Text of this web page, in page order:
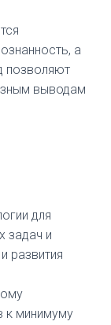
а
позволяют
выводам
для
задач и
развития
к минимуму